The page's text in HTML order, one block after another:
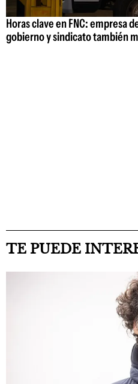
Horas clave en FNC: empresa
gobierno y sindicato también
TE PUEDE